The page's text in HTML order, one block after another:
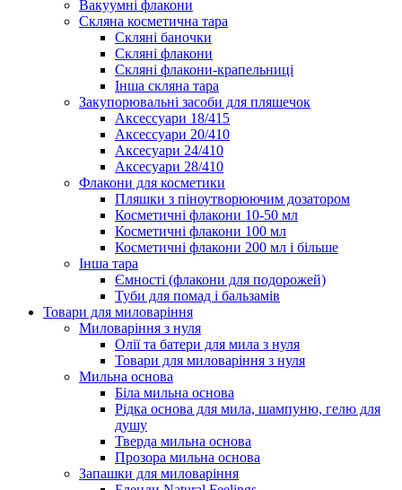
Вакуумні флакони
Скляна косметична тара
Скляні баночки
Скляні флакони
Скляні флакони-крапельниці
Інша скляна тара
Закупорювальні засоби для пляшечок
Аксессуари 18/415
Аксессуари 20/410
Аксесуари 24/410
Аксесуари 28/410
Флакони для косметики
Пляшки з піноутворюючим дозатором
Косметичні флакони 10-50 мл
Косметичні флакони 100 мл
Косметичні флакони 200 мл і більше
Інша тара
Ємності (флакони для подорожей)
Туби для помад і бальзамів
Товари для миловаріння
Миловаріння з нуля
Олії та батери для мила з нуля
Товари для миловаріння з нуля
Мильна основа
Біла мильна основа
Рідка основа для мила, шампуню, гелю для
душу
Тверда мильна основа
Прозора мильна основа
Запашки для миловаріння